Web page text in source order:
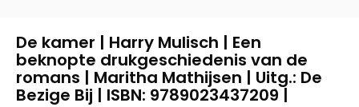
De kamer | Harry Mulisch | Een
beknopte drukgeschiedenis van de
romans | Maritha Mathijsen | Uitg.: De
Bezige Bij | ISBN: 9789023437209 |